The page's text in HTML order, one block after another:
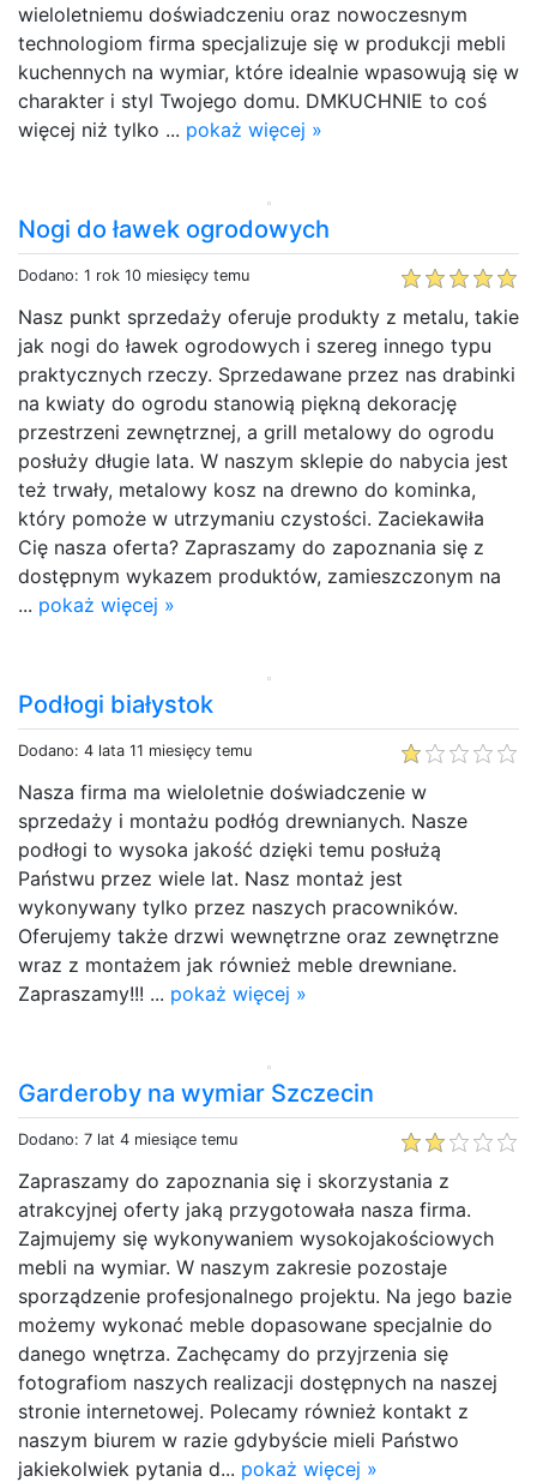
wieloletniemu doświadczeniu oraz nowoczesnym
technologiom firma specjalizuje się w produkcji mebli
kuchennych na wymiar, które idealnie wpasowują się w
charakter i styl Twojego domu. DMKUCHNIE to coś
więcej niż tylko ... pokaż więcej »
Nogi do ławek ogrodowych
Dodano: 1 rok 10 miesięcy temu
Nasz punkt sprzedaży oferuje produkty z metalu, takie
jak nogi do ławek ogrodowych i szereg innego typu
praktycznych rzeczy. Sprzedawane przez nas drabinki
na kwiaty do ogrodu stanowią piękną dekorację
przestrzeni zewnętrznej, a grill metalowy do ogrodu
posłuży długie lata. W naszym sklepie do nabycia jest
też trwały, metalowy kosz na drewno do kominka,
który pomoże w utrzymaniu czystości. Zaciekawiła
Cię nasza oferta? Zapraszamy do zapoznania się z
dostępnym wykazem produktów, zamieszczonym na
... pokaż więcej »
Podłogi białystok
Dodano: 4 lata 11 miesięcy temu
Nasza firma ma wieloletnie doświadczenie w
sprzedaży i montażu podłóg drewnianych. Nasze
podłogi to wysoka jakość dzięki temu posłużą
Państwu przez wiele lat. Nasz montaż jest
wykonywany tylko przez naszych pracowników.
Oferujemy także drzwi wewnętrzne oraz zewnętrzne
wraz z montażem jak również meble drewniane.
Zapraszamy!!! ... pokaż więcej »
Garderoby na wymiar Szczecin
Dodano: 7 lat 4 miesiące temu
Zapraszamy do zapoznania się i skorzystania z
atrakcyjnej oferty jaką przygotowała nasza firma.
Zajmujemy się wykonywaniem wysokojakościowych
mebli na wymiar. W naszym zakresie pozostaje
sporządzenie profesjonalnego projektu. Na jego bazie
możemy wykonać meble dopasowane specjalnie do
danego wnętrza. Zachęcamy do przyjrzenia się
fotografiom naszych realizacji dostępnych na naszej
stronie internetowej. Polecamy również kontakt z
naszym biurem w razie gdybyście mieli Państwo
jakiekolwiek pytania d... pokaż więcej »